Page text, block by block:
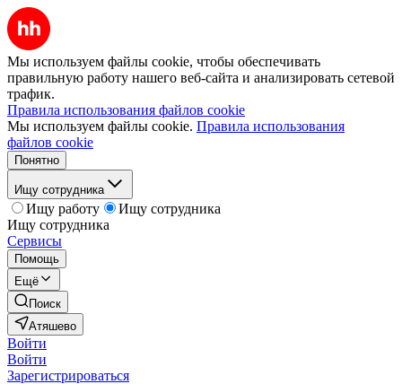
Мы используем файлы cookie, чтобы обеспечивать
правильную работу нашего веб-сайта и анализировать сетевой
трафик.
Правила использования файлов cookie
Мы используем файлы cookie. Правила использования
файлов cookie
Понятно
Ищу сотрудника
Ищу работу
Ищу сотрудника
Ищу сотрудника
Сервисы
Помощь
Ещё
Поиск
Атяшево
Войти
Войти
Зарегистрироваться